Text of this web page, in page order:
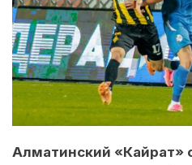
Алматинский «Кайрат»